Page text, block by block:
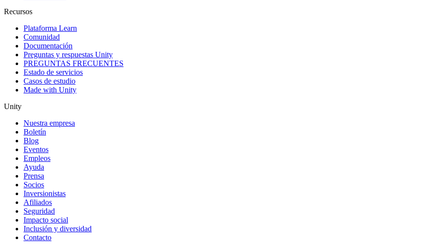
Recursos
Plataforma Learn
Comunidad
Documentación
Preguntas y respuestas Unity
PREGUNTAS FRECUENTES
Estado de servicios
Casos de estudio
Made with Unity
Unity
Nuestra empresa
Boletín
Blog
Eventos
Empleos
Ayuda
Prensa
Socios
Inversionistas
Afiliados
Seguridad
Impacto social
Inclusión y diversidad
Contacto